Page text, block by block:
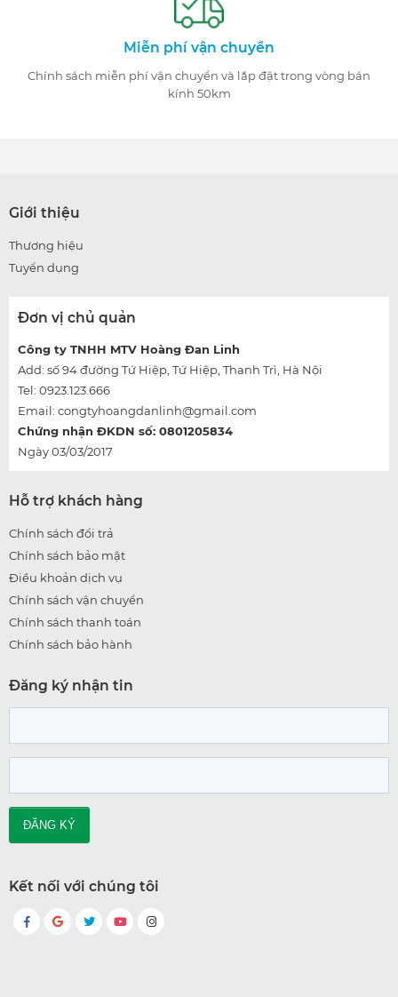
Miễn phí vận chuyển
Chính sách miễn phí vận chuyển và lắp đặt trong vòng bán
kính 50km
Giới thiệu
Thương hiệu
Tuyển dụng
Đơn vị chủ quản
Công ty TNHH MTV Hoàng Đan Linh
Add: số 94 đường Tứ Hiệp, Tứ Hiệp, Thanh Trì, Hà Nội
Tel: 0923.123.666
Email: congtyhoangdanlinh@gmail.com
Chứng nhận ĐKDN số: 0801205834
Ngày 03/03/2017
Hỗ trợ khách hàng
Chính sách đổi trả
Chính sách bảo mật
Điều khoản dịch vụ
Chính sách vận chuyển
Chính sách thanh toán
Chính sách bảo hành
Đăng ký nhận tin
Kết nối với chúng tôi